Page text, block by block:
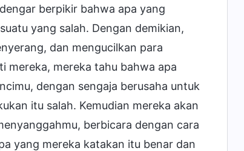
berpikir bahwa apa yang
yang salah. Dengan demikian,
dan mengucilkan para
mereka, mereka tahu bahwa apa
dengan sengaja berusaha untuk
itu salah. Kemudian mereka akan
berbicara dengan cara
yang mereka katakan itu benar dan